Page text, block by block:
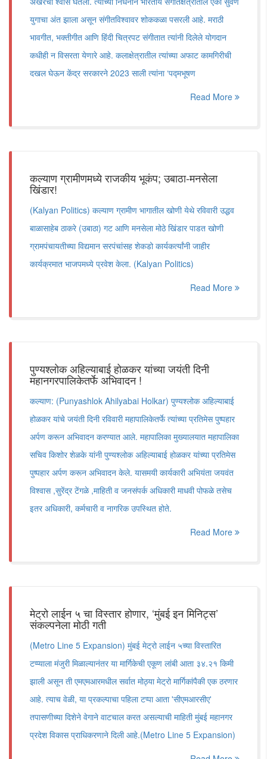
युगाचा अंत झाला असून संगीतविश्वावर शोककळा पसरली आहे. मराठी
भावगीत, भक्तीगीत आणि हिंदी चित्रपट संगीतात त्यांनी दिलेले योगदान
कधीही न विसरता येणारे आहे. कलाक्षेत्रातील त्यांच्या अफाट कामगिरीची
दखल घेऊन केंद्र सरकारने 2023 साली त्यांना ‌‘पद्मभूषण‌
Read More
कल्याण ग्रामीणमध्ये राजकीय भूकंप; उबाठा-मनसेला
खिंडार!
(Kalyan Politics) कल्याण ग्रामीण भागातील खोणी येथे रविवारी उद्धव
बाळासाहेब ठाकरे (उबाठा) गट आणि मनसेला मोठे खिंडार पाडत खोणी
ग्रामपंचायतीच्या विद्यमान सरपंचांसह शेकडो कार्यकर्त्यांनी जाहीर
कार्यक्रमात भाजपमध्ये प्रवेश केला. (Kalyan Politics)
Read More
पुण्यश्लोक अहिल्याबाई होळकर यांच्या जयंती दिनी
महानगरपालिकेतर्फे अभिवादन !
कल्याण: (Punyashlok Ahilyabai Holkar) पुण्यश्लोक अहिल्याबाई
होळकर यांचे जयंती दिनी रविवारी महापालिकेतर्फे त्यांच्या प्रतिमेस पुष्पहार
अर्पण करून अभिवादन करण्यात आले. महापालिका मुख्यालयात महापालिका
सचिव किशोर शेळके यांनी पुण्यश्लोक अहिल्याबाई होळकर यांच्या प्रतिमेस
पुष्पहार अर्पण करून अभिवादन केले. यासमयी कार्यकारी अभियंता जयवंत
विश्वास ,सुरेंद्र टेंगळे ,माहिती व जनसंपर्क अधिकारी माधवी पोफळे तसेच
इतर अधिकारी, कर्मचारी व नागरिक उपस्थित होते.
Read More
मेट्रो लाईन ५ चा विस्तार होणार, ‘मुंबई इन मिनिट्स’
संकल्पनेला मोठी गती
(Metro Line 5 Expansion) मुंबई मेट्रो लाईन ५च्या विस्तारित
टप्प्याला मंजुरी मिळाल्यानंतर या मार्गिकेची एकूण लांबी आता ३४.२१ किमी
झाली असून ती एमएमआरमधील सर्वात मोठ्या मेट्रो मार्गिकांपैकी एक ठरणार
आहे. त्याच वेळी, या प्रकल्पाचा पहिला टप्पा आता 'सीएमआरसीए'
तपासणीच्या दिशेने वेगाने वाटचाल करत असल्याची माहिती मुंबई महानगर
प्रदेश विकास प्राधिकरणाने दिली आहे.(Metro Line 5 Expansion)